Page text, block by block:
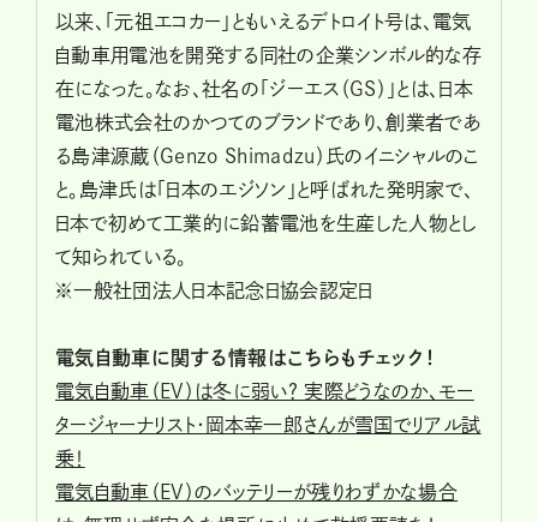
以来、「元祖エコカー」ともいえるデトロイト号は、電気
自動車用電池を開発する同社の企業シンボル的な存
在になった。なお、社名の「ジーエス（GS）」とは、日本
電池株式会社のかつてのブランドであり、創業者であ
る島津源蔵（Genzo Shimadzu）氏のイニシャルのこ
と。島津氏は「日本のエジソン」と呼ばれた発明家で、
日本で初めて工業的に鉛蓄電池を生産した人物とし
て知られている。
※一般社団法人日本記念日協会認定日
電気自動車に関する情報はこちらもチェック！
電気自動車（EV）は冬に弱い？ 実際どうなのか、モー
タージャーナリスト・岡本幸一郎さんが雪国でリアル試
乗！
電気自動車（EV）のバッテリーが残りわずかな場合